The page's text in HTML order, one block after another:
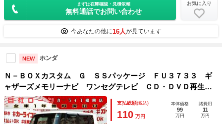
まずは在庫確認・見積依頼
無料通話でお問い合わせ
お気に入り
今あなたの他に16人が見ています
NEW ホンダ
Ｎ－ＢＯＸカスタム Ｇ ＳＳパッケージ ＦＵ３７３３ ギ
ャザーズメモリーナビ ワンセグテレビ ＣＤ・ＤＶＤ再生
ＳＤ バックカメラ ＥＴＣ車載器 ステアリングスイッチ
オートライト ＨＩＤヘッドライト フォグライト オートエ
アコン
支払総額(税込)
110 万円
本体価格
99
万円
諸費用
11
万円